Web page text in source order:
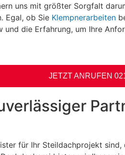
uns mit größter Sorgfalt
Egal, ob Sie Klempnerarbeiten
die Erfahrung, um Ihre
JETZT ANRUFEN
für Ihr Steildachprojekt